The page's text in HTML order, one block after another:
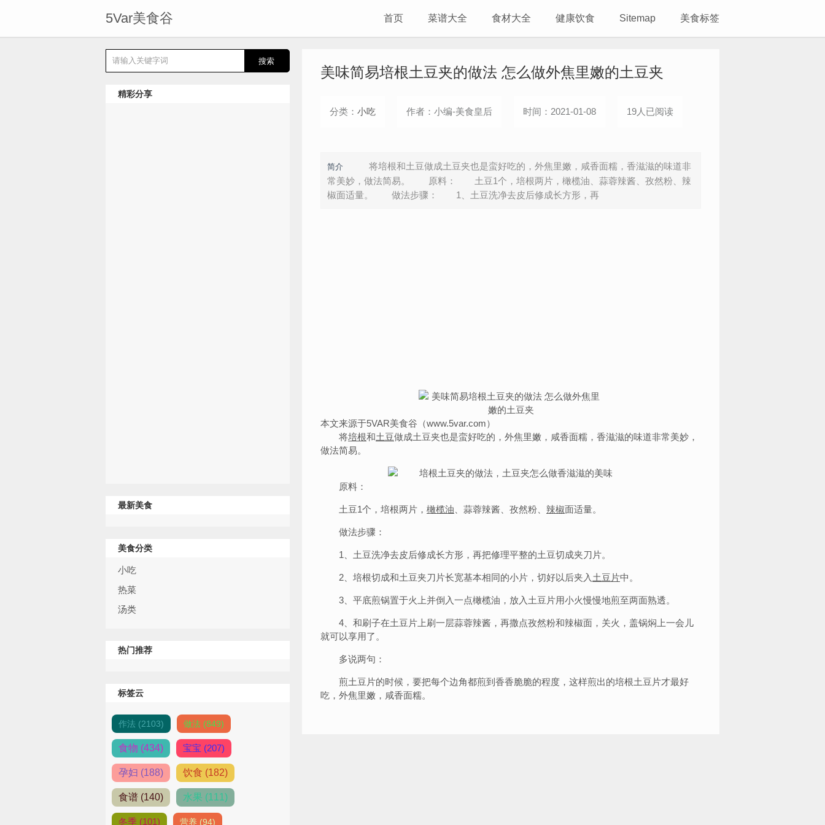
5Var美食谷 首页 菜谱大全 食材大全 健康饮食 Sitemap 美食标签
精彩分享
最新美食
美食分类
小吃
热菜
汤类
热门推荐
标签云
作法 (2103) 做法 (849)
食物 (434) 宝宝 (207)
孕妇 (188) 饮食 (182)
食谱 (140) 水果 (111)
冬季 (101) 营养 (94)
美味简易培根土豆夹的做法 怎么做外焦里嫩的土豆夹
分类： 小吃 作者：小编-美食皇后 时间：2021-01-08 19人已阅读
简介
将培根和土豆做成土豆夹也是蛮好吃的，外焦里嫩，咸香面糯，香滋滋的味道非
常美妙，做法简易。 原料： 土豆1个，培根两片，橄榄油、蒜蓉辣酱、孜然粉、辣
椒面适量。 做法步骤： 1、土豆洗净去皮后修成长方形，再
本文来源于5VAR美食谷（www.5var.com）
将培根和土豆做成土豆夹也是蛮好吃的，外焦里嫩，咸香面糯，香滋滋的味道非常美妙，
做法简易。
原料：
土豆1个，培根两片， 橄榄油 、蒜蓉辣酱、孜然粉、 辣椒面适量。
做法步骤：
1、土豆洗净去皮后修成长方形，再把修理平整的土豆切成夹刀片。
2、培根切成和土豆夹刀片长宽基本相同的小片，切好以后夹入 土豆片中。
3、平底煎锅置于火上并倒入一点橄榄油，放入土豆片用小火慢慢地煎至两面熟透。
4、和刷子在土豆片上刷一层蒜蓉辣酱，再撒点孜然粉和辣椒面，关火，盖锅焖上一会儿
就可以享用了。
多说两句：
煎土豆片的时候，要把每个边角都煎到香香脆脆的程度，这样煎出的培根土豆片才最好
吃，外焦里嫩，咸香面糯。